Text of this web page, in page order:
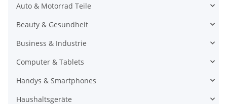
Auto & Motorrad Teile
Beauty & Gesundheit
Business & Industrie
Computer & Tablets
Handys & Smartphones
Haushaltsgeräte